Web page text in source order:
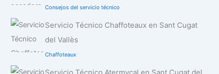
Consejos del servicio técnico
Servicio Técnico Chaffoteaux en Sant Cugat
del Vallès
Chaffoteaux